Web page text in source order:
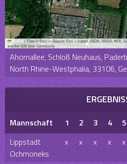
Leaflet |Tiles © Esri — Source: Esri, i-cubed, USDA, USGS, AEX,
and the GIS User Community
Ahornallee, Schloß Neuhaus,
North Rhine-Westphalia, 33106,
Mannschaft 1 2 3 4 5
Lippstadt
Ochmoneks
x x x x x